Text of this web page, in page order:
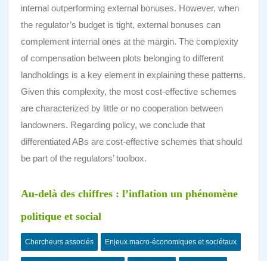
internal outperforming external bonuses. However, when
the regulator’s budget is tight, external bonuses can
complement internal ones at the margin. The complexity
of compensation between plots belonging to different
landholdings is a key element in explaining these patterns.
Given this complexity, the most cost-effective schemes
are characterized by little or no cooperation between
landowners. Regarding policy, we conclude that
differentiated ABs are cost-effective schemes that should
be part of the regulators’ toolbox.
Au-delà des chiffres : l’inflation un phénomène
politique et social
Chercheurs associés Enjeux macro-économiques et sociétaux